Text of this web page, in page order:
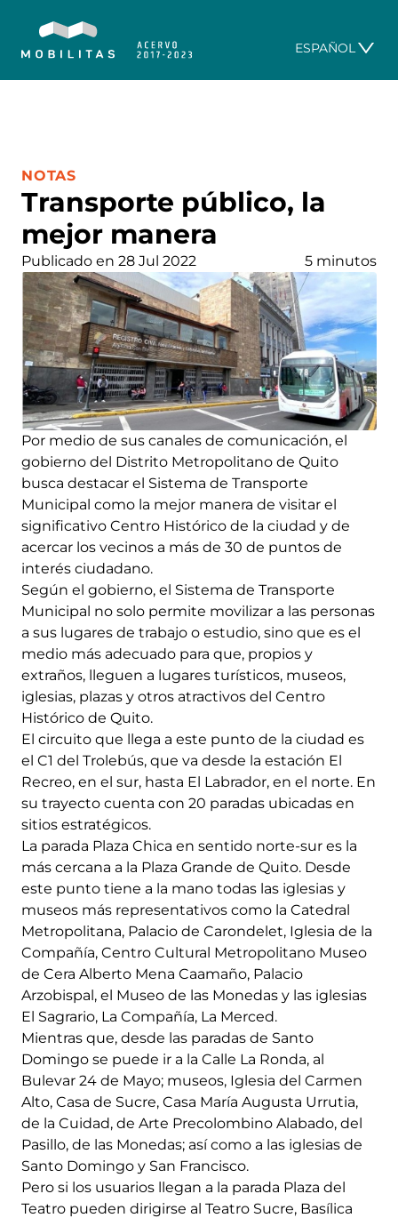
ESPAÑOL
Transporte público, la
mejor manera
CATEGORÍA:
NOTAS
Publicado en 28 Jul 2022 5 minutos
Por medio de sus canales de comunicación, el
gobierno del Distrito Metropolitano de Quito
busca destacar el Sistema de Transporte
Municipal como la mejor manera de visitar el
significativo Centro Histórico de la ciudad y de
acercar los vecinos a más de 30 de puntos de
interés ciudadano.
Según el gobierno, el Sistema de Transporte
Municipal no solo permite movilizar a las personas
a sus lugares de trabajo o estudio, sino que es el
medio más adecuado para que, propios y
extraños, lleguen a lugares turísticos, museos,
iglesias, plazas y otros atractivos del Centro
Histórico de Quito.
El circuito que llega a este punto de la ciudad es
el C1 del Trolebús, que va desde la estación El
Recreo, en el sur, hasta El Labrador, en el norte. En
su trayecto cuenta con 20 paradas ubicadas en
sitios estratégicos.
La parada Plaza Chica en sentido norte-sur es la
más cercana a la Plaza Grande de Quito. Desde
este punto tiene a la mano todas las iglesias y
museos más representativos como la Catedral
Metropolitana, Palacio de Carondelet, Iglesia de la
Compañía, Centro Cultural Metropolitano Museo
de Cera Alberto Mena Caamaño, Palacio
Arzobispal, el Museo de las Monedas y las iglesias
El Sagrario, La Compañía, La Merced.
Mientras que, desde las paradas de Santo
Domingo se puede ir a la Calle La Ronda, al
Bulevar 24 de Mayo; museos, Iglesia del Carmen
Alto, Casa de Sucre, Casa María Augusta Urrutia,
de la Cuidad, de Arte Precolombino Alabado, del
Pasillo, de las Monedas; así como a las iglesias de
Santo Domingo y San Francisco.
Pero si los usuarios llegan a la parada Plaza del
Teatro pueden dirigirse al Teatro Sucre, Basílica